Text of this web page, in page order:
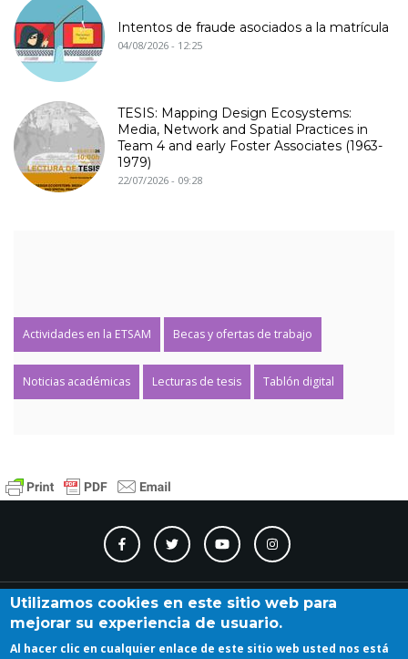
Intentos de fraude asociados a la matrícula
04/08/2026 - 12:25
TESIS: Mapping Design Ecosystems:
Media, Network and Spatial Practices in
Team 4 and early Foster Associates (1963-
1979)
22/07/2026 - 09:28
Actividades en la ETSAM Becas y ofertas de trabajo
Noticias académicas Lecturas de tesis Tablón digital
Contacto Accesibilidad Directorio Calendario
Utilizamos cookies en este sitio web para
mejorar su experiencia de usuario.
Al hacer clic en cualquier enlace de este sitio web usted nos está